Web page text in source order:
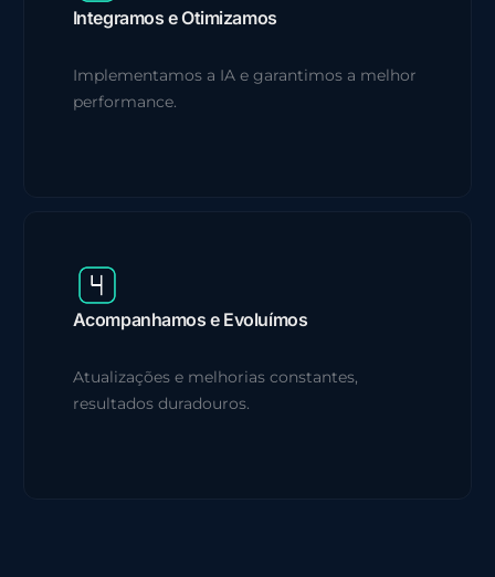
Integramos e Otimizamos
Implementamos a IA e garantimos a melhor
performance.
Acompanhamos e Evoluímos
Atualizações e melhorias constantes,
resultados duradouros.